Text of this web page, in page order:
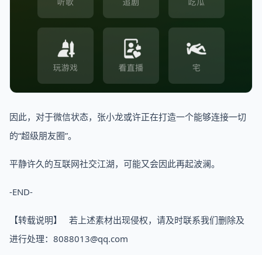
因此，对于微信状态，张小龙或许正在打造一个能够连接一切
的“超级朋友圈”。
平静许久的互联网社交江湖，可能又会因此再起波澜。
-END-
【转载说明】 若上述素材出现侵权，请及时联系我们删除及
进行处理：8088013@qq.com